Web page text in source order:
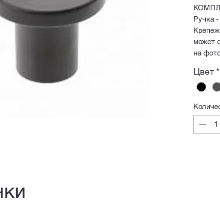
Ручка
может
на
Цвет *